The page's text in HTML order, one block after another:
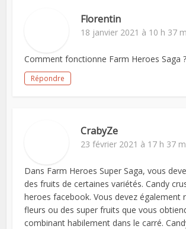
Florentin
18 janvier 2021 à 10 h 37
Comment fonctionne Farm Heroes Saga ?
Répondre
CrabyZe
23 février 2021 à 17 h 37
Dans Farm Heroes Super Saga, vous
des fruits de certaines variétés. Candy
heroes facebook. Vous devez également
fleurs ou des super fruits que vous
combinant habilement dans le carré.